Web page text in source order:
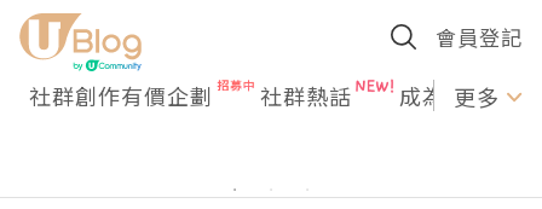
會員登記
社群創作有價企劃 社群熱話 成為U更多